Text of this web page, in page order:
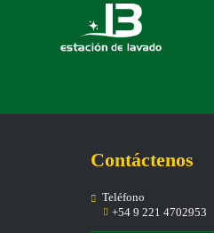
Contáctenos
Teléfono
+54 9 221 4702953